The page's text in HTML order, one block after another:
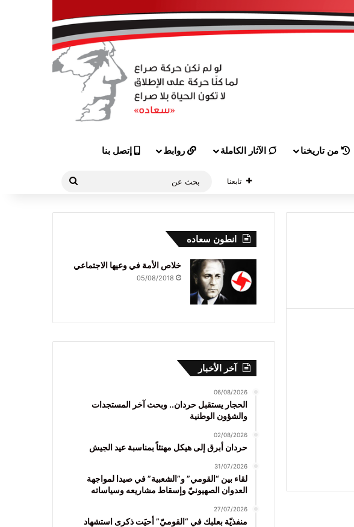
من تاريخنا الآثار الكاملة روابط إتصل بنا
تابعنا
انطون سعاده
خلاص الأمة في وعيها الاجتماعي
05/08/2018
آخر الأخبار
06/08/2026
الحجار يستقبل حردان.. وبحث آخر المستجدات
والشؤون الوطنية
02/08/2026
حردان أبرق إلى هيكل مهنئاً بمناسبة عيد الجيش
31/07/2026
لقاء بين “القومي” و”الشعبية” في صيدا لمواجهة
العدوان الصهيونيّ وإسقاط مشاريعه وسياساته
27/07/2026
منفذيّة بعلبك في “القوميّ” أحيَت ذكرى استشهاد